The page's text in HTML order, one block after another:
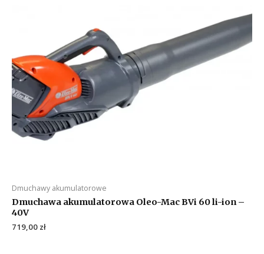
Dmuchawy akumulatorowe
Dmuchawa akumulatorowa Oleo-Mac BVi 60 li-ion –
40V
719,00 zł